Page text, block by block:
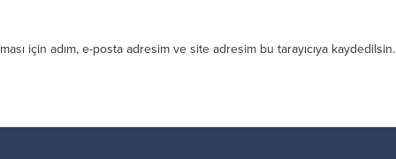
için adım, e-posta adresim ve site adresim bu tarayıcıya kaydedilsin.